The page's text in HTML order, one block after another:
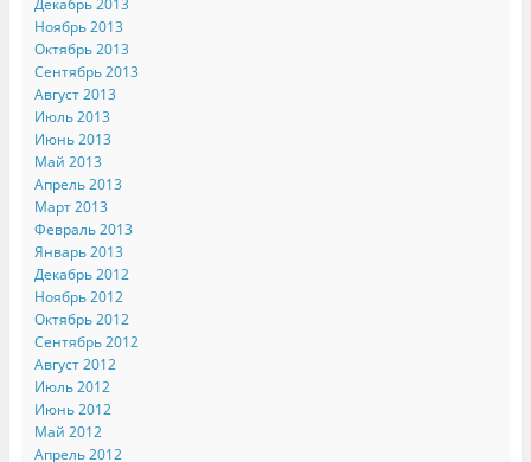
Ноябрь 2013
Октябрь 2013
Сентябрь 2013
Август 2013
Июль 2013
Июнь 2013
Май 2013
Апрель 2013
Март 2013
Февраль 2013
Январь 2013
Декабрь 2012
Ноябрь 2012
Октябрь 2012
Сентябрь 2012
Август 2012
Июль 2012
Июнь 2012
Май 2012
Апрель 2012